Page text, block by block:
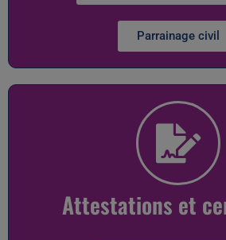
Parrainage civil
Attestations et